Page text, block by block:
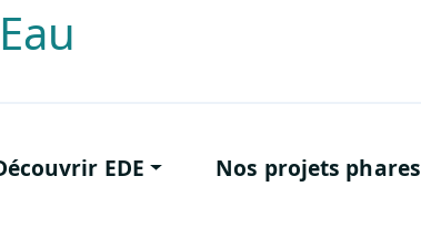
Eau
EDE Nos projets phares